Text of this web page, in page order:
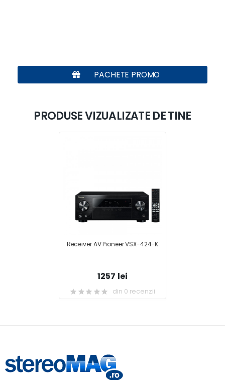
PACHETE PROMO
PRODUSE VIZUALIZATE DE TINE
Receiver AV Pioneer VSX-424-K
1257 lei
din 0 recenzii